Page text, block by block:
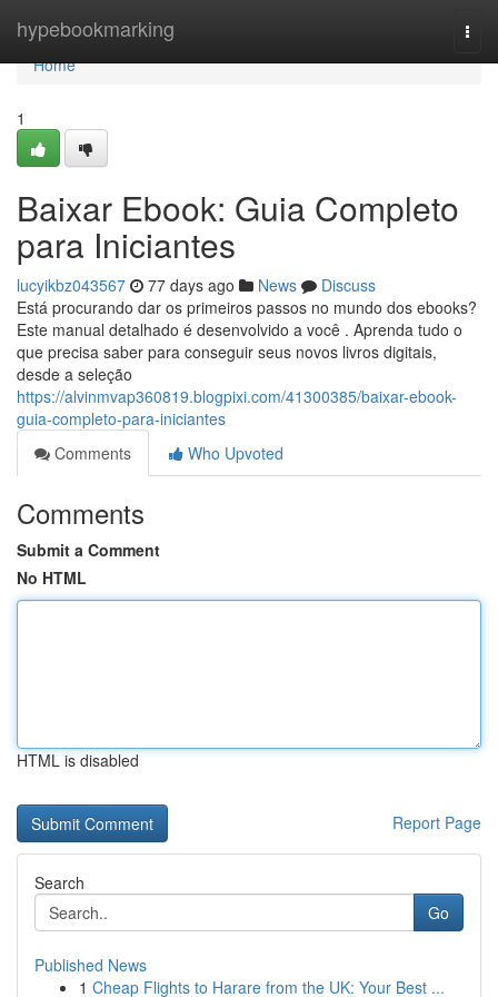
hypebookmarking
Home
Home
1
Baixar Ebook: Guia Completo
para Iniciantes
lucyikbz043567 77 days ago News
Discuss
Está procurando dar os primeiros passos no mundo dos ebooks?
Este manual detalhado é desenvolvido a você . Aprenda tudo o
que precisa saber para conseguir seus novos livros digitais,
desde a seleção
https://alvinmvap360819.blogpixi.com/41300385/baixar-ebook-
guia-completo-para-iniciantes
Comments
Who Upvoted
Comments
Submit a Comment
No HTML
HTML is disabled
Report Page
Search
Go
Published News
1 Cheap Flights to Harare from the UK: Your Best ...